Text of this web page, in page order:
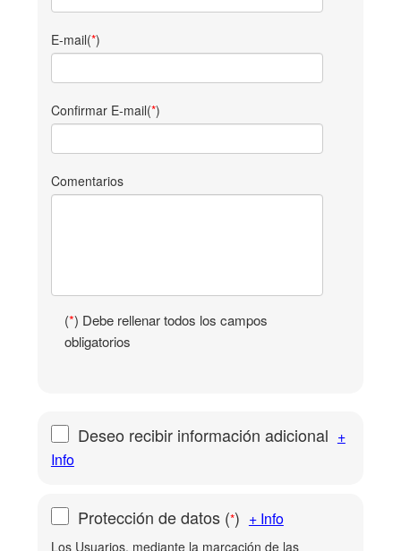
E-mail(*)
Confirmar E-mail(*)
Comentarios
(*) Debe rellenar todos los campos
obligatorios
Deseo recibir información adicional +
Info
Protección de datos(*) + Info
Los Usuarios, mediante la marcación de las